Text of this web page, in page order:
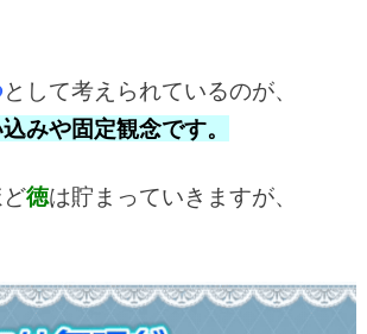
として考えられているのが、
みや固定観念です。
徳は貯まっていきますが、